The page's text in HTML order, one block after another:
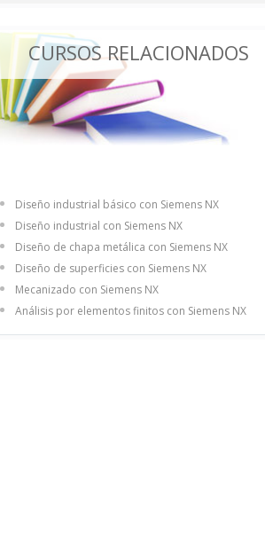
CURSOS RELACIONADOS
Diseño industrial básico con Siemens NX
Diseño industrial con Siemens NX
Diseño de chapa metálica con Siemens NX
Diseño de superficies con Siemens NX
Mecanizado con Siemens NX
Análisis por elementos finitos con Siemens NX